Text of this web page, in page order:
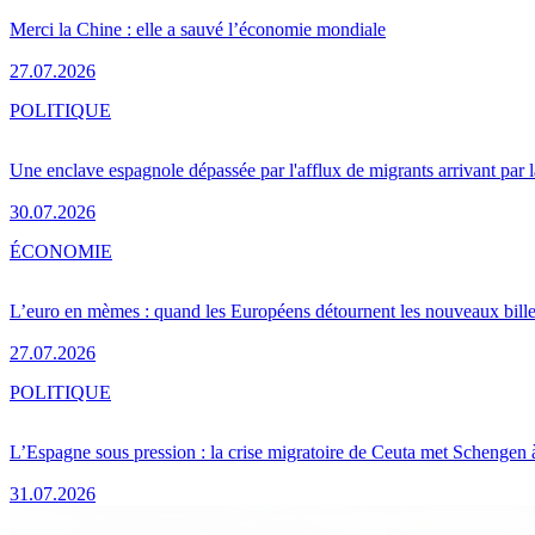
Merci la Chine : elle a sauvé l’économie mondiale
27.07.2026
Une enclave espagnole dépassée par l'afflux de migrants arrivant par
30.07.2026
POLITIQUE
L’euro en mèmes : quand les Européens détournent les nouveaux
27.07.2026
ÉCONOMIE
L’Espagne sous pression : la crise migratoire de Ceuta met Schengen
31.07.2026
POLITIQUE